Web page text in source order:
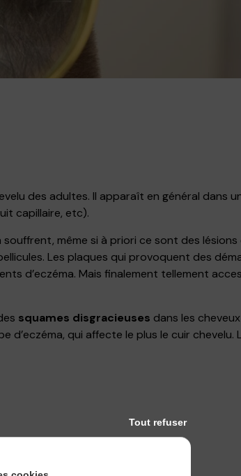
des adultes. Il apparaît en général dans
capillaire, etc).
même si à priori ce sont des lésions
Les plaques qui provoquent des
d’eczéma. Mais finalement tellement
squames disgracieuses dans les
d’eczéma, qui affecte le plus le cuir
Tout refuser